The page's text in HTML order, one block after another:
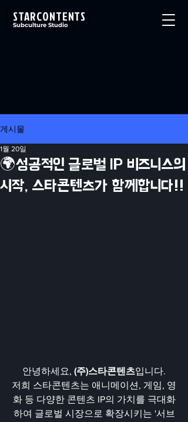
STARCONTENTS
Subculture Studio
게시물
🌍성공적인 글로벌 IP 비즈니스의
시작, 스타콘텐츠가 함께합니다!!
1월 20일
안녕하세요, (주)스타콘텐츠입니다.
저희 스타콘텐츠는 애니메이션, 게임, 영
화 등 다양한 콘텐츠 IP의 가치를 극대화
하여 글로벌 시장으로 확장시키는 '서브